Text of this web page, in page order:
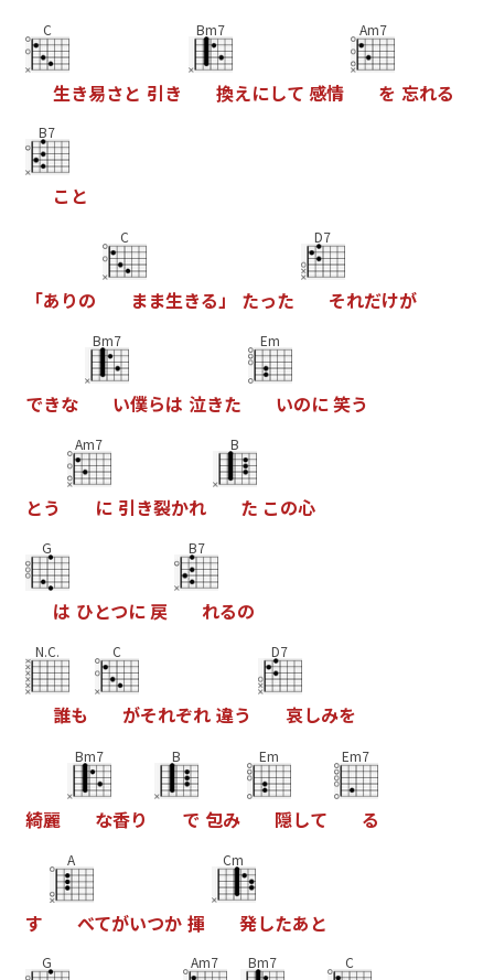
C
生き易さと 引き
Bm7
換えにして 感情
Am7
を 忘れる
B7
こ と
「あ りの
C
まま生きる 」 たった
D7
それだけが
できな
Bm7
い僕らは 泣きた
Em
いのに笑う
とう
Am7
に 引き裂かれ
B
た この心
G
は ひとつに 戻
B7
れるの
N.C.
誰も
C
がそれぞれ 違う
D7
哀しみを
綺麗
Bm7
な香り
B
で 包み
Em
隠して
Em7
る
す
A
べてがいつか 揮
Cm
発したあ と
G Am7 Bm7 C